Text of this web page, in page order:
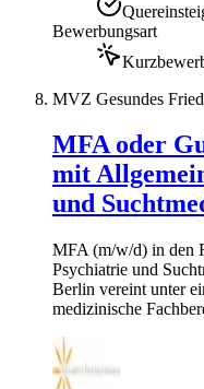
Bewerbungsart
MVZ Gesundes
MFA oder
mit
und
MFA (m/w/d) in den
Psychiatrie und
Berlin vereint unter
medizinische